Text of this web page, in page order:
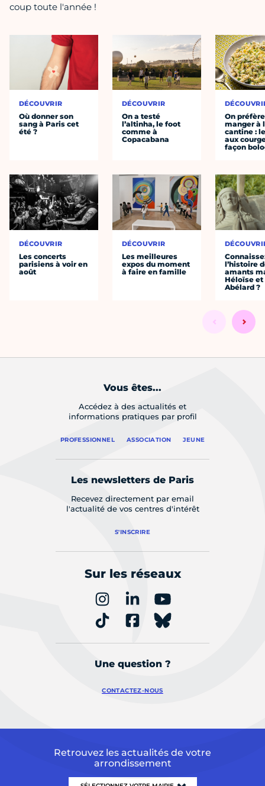
coup toute l'année !
DÉCOUVRIR
Où donner son
sang à Paris cet
été ?
DÉCOUVRIR
Les concerts
parisiens à voir en
août
DÉCOUVRIR
On a testé
l’altinha, le foot
comme à
Copacabana
DÉCOUVRIR
Les meilleures
expos du moment
à faire en famille
On préfère
manger à
cantine :
aux
façon
l’histoire
amants
Héloïse et
Abélard ?
Vous êtes...
Accédez à des actualités et
informations pratiques par profil
PROFESSIONNEL ASSOCIATION JEUNE
Les newsletters de Paris
Recevez directement par email
l'actualité de vos centres d'intérêt
S'INSCRIRE
Sur les réseaux
Une question ?
CONTACTEZ-NOUS
Retrouvez les actualités de votre
arrondissement